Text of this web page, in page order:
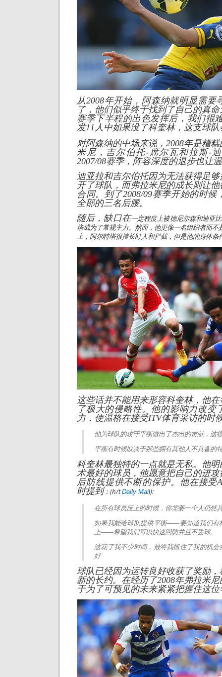
从2008年开始，阿森纳就明显需要
了，他们似乎终于找到了自己的真命
赛季下半程的出色发挥后，我们很
发11人中如果没了科奎林，这支球队
对阿森纳的中场来说，2008年是糟
米尼，吉尔伯托-席尔瓦和拉斯-
2007/08赛季，阵容深度的退步也让
迪亚拉和吉尔伯托因为无法获得足
开了球队，而弗拉米尼的成长则让
合同。到了2008/09赛季开始的时
全部的三名后腰。
随后，缺口在一定程度上被德尼尔森和迪亚
塔成为了常规主力。然而，他更像一名组织者而不
上，阿尔特塔很擅长盯人和拦截，但是他的身体条
这些话并不能用来形容科奎林，他
了极大的侵略性。他的影响力改变
力，使温格在接受ITV体育采访的时
他为球队的攻守平衡做出了杰出的贡献，这
平衡有时候取决于那些拥有其他人不具备的
科奎林最独特的一点就是无私。他
术最好的球员，他愿意把自己的进
后防线提供不断的保护。他在接受
时提到： (h/tDaily Mail):
在所有球员压上的时候，你需要一个人仍然
如果我能给球队提供平衡——要知道我们有
上——希望我们可以快速回防并且不丢球。
这花了我不少时间，最终我抓住了我的机会
好
球队已经因为运转良好收获了奖励
新的长约。在经历了2008年弗拉米
于为了可预见的未来紧紧把握住这